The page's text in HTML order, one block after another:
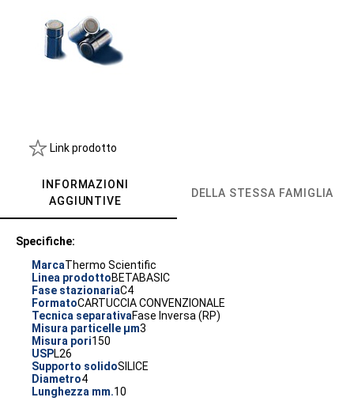
Link prodotto
INFORMAZIONI
AGGIUNTIVE
DELLA STESSA FAMIGLIA
Specifiche:
MarcaThermo Scientific
Linea prodottoBETABASIC
Fase stazionariaC4
FormatoCARTUCCIA CONVENZIONALE
Tecnica separativaFase Inversa (RP)
Misura particelle µm3
Misura pori150
USPL26
Supporto solidoSILICE
Diametro4
Lunghezza mm.10